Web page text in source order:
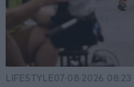
LIFESTYLE07·08·2026 08:23